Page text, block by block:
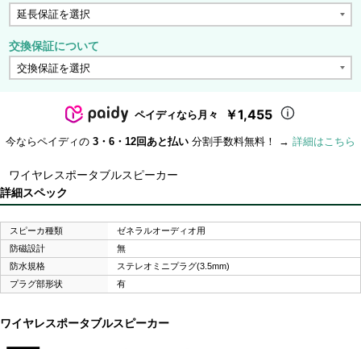
交換保証について
ペイディなら月々 ￥1,455
今ならペイディの 3・6・12回あと払い 分割手数料無料！ → 詳細はこちら
ワイヤレスポータブルスピーカー
詳細スペック
スピーカ種類
ゼネラルオーディオ用
防磁設計
無
防水規格
ステレオミニプラグ(3.5mm)
プラグ部形状
有
ワイヤレスポータブルスピーカー